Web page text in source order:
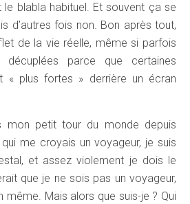
blabla habituel. Et souvent ça se
d’autres fois non. Bon après tout,
de la vie réelle, même si parfois
parce que certaines
« plus fortes » derrière un écran
mon petit tour du monde depuis
me croyais un voyageur, je suis
et assez violement je dois le
que je ne sois pas un voyageur,
même. Mais alors que suis-je ? Qui